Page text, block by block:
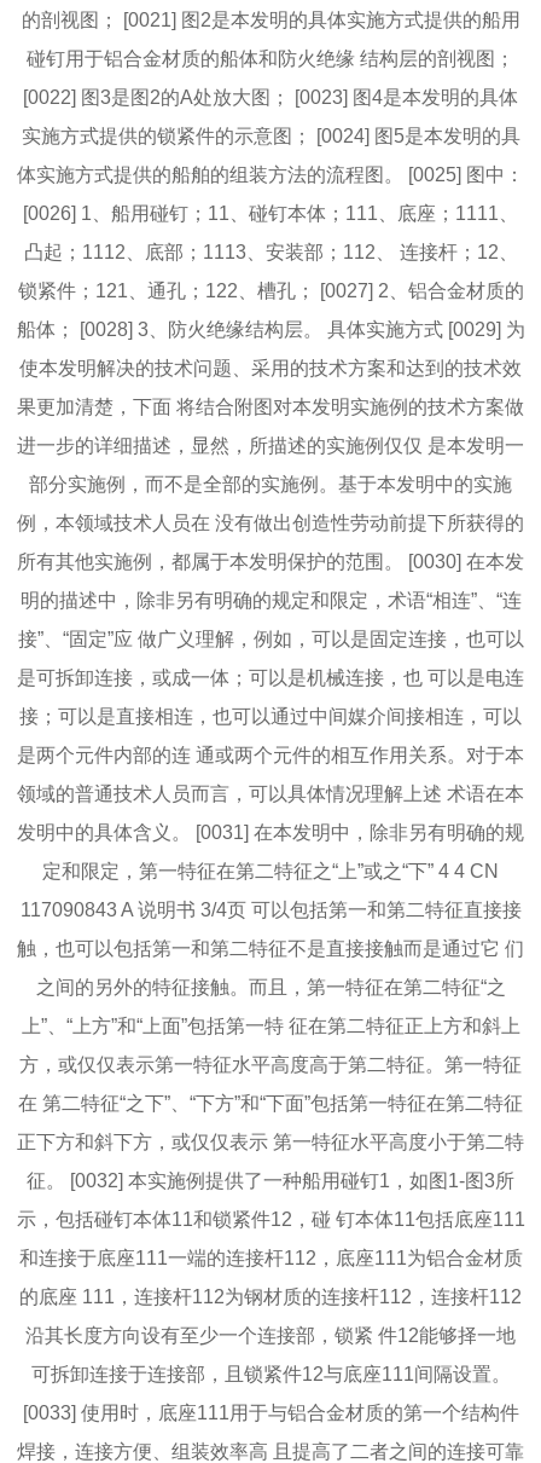
的剖视图； [0021] 图2是本发明的具体实施方式提供的船用
碰钉用于铝合金材质的船体和防火绝缘 结构层的剖视图；
[0022] 图3是图2的A处放大图； [0023] 图4是本发明的具体
实施方式提供的锁紧件的示意图； [0024] 图5是本发明的具
体实施方式提供的船舶的组装方法的流程图。 [0025] 图中：
[0026] 1、船用碰钉；11、碰钉本体；111、底座；1111、
凸起；1112、底部；1113、安装部；112、 连接杆；12、
锁紧件；121、通孔；122、槽孔； [0027] 2、铝合金材质的
船体； [0028] 3、防火绝缘结构层。 具体实施方式 [0029] 为
使本发明解决的技术问题、采用的技术方案和达到的技术效
果更加清楚，下面 将结合附图对本发明实施例的技术方案做
进一步的详细描述，显然，所描述的实施例仅仅 是本发明一
部分实施例，而不是全部的实施例。基于本发明中的实施
例，本领域技术人员在 没有做出创造性劳动前提下所获得的
所有其他实施例，都属于本发明保护的范围。 [0030] 在本发
明的描述中，除非另有明确的规定和限定，术语“相连”、“连
接”、“固定”应 做广义理解，例如，可以是固定连接，也可以
是可拆卸连接，或成一体；可以是机械连接，也 可以是电连
接；可以是直接相连，也可以通过中间媒介间接相连，可以
是两个元件内部的连 通或两个元件的相互作用关系。对于本
领域的普通技术人员而言，可以具体情况理解上述 术语在本
发明中的具体含义。 [0031] 在本发明中，除非另有明确的规
定和限定，第一特征在第二特征之“上”或之“下” 4 4 CN
117090843 A 说明书 3/4页 可以包括第一和第二特征直接接
触，也可以包括第一和第二特征不是直接接触而是通过它 们
之间的另外的特征接触。而且，第一特征在第二特征“之
上”、“上方”和“上面”包括第一特 征在第二特征正上方和斜上
方，或仅仅表示第一特征水平高度高于第二特征。第一特征
在 第二特征“之下”、“下方”和“下面”包括第一特征在第二特征
正下方和斜下方，或仅仅表示 第一特征水平高度小于第二特
征。 [0032] 本实施例提供了一种船用碰钉1，如图1‑图3所
示，包括碰钉本体11和锁紧件12，碰 钉本体11包括底座111
和连接于底座111一端的连接杆112，底座111为铝合金材质
的底座 111，连接杆112为钢材质的连接杆112，连接杆112
沿其长度方向设有至少一个连接部，锁紧 件12能够择一地
可拆卸连接于连接部，且锁紧件12与底座111间隔设置。
[0033] 使用时，底座111用于与铝合金材质的第一个结构件
焊接，连接方便、组装效率高 且提高了二者之间的连接可靠